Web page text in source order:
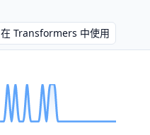
在 Transformers 中使用